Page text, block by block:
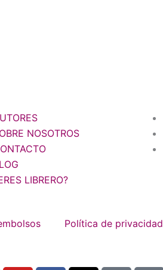
NOSOTROS
LIBRERO?
Política de privacidad